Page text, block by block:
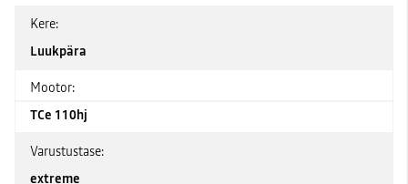
Kere:
Luukpära
Mootor:
TCe 110hj
Varustustase:
extreme